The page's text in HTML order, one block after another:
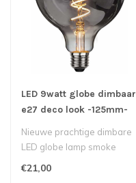
LED 9watt globe dimbaar
e27 deco look -125mm-
Nieuwe prachtige dimbare
LED globe lamp smoke
de uitstr..
€21,00